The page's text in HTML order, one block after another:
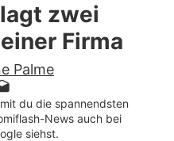
Serien
Liebe
zwei
Firma
Palme
du die spannendsten
News auch bei
siehst.